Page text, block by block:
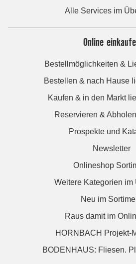
Alle Services im
Online
Bestellmöglichkeiten &
Bestellen & nach Hause
Kaufen & in den Markt
Reservieren &
Prospekte und
Newsletter
Onlineshop
Weitere Kategorien im
Neu im
Raus damit im
HORNBACH Projekt-
BODENHAUS: Fliesen.